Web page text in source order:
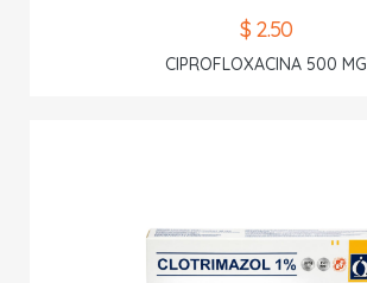
$ 2.50
CIPROFLOXACINA 500 MG